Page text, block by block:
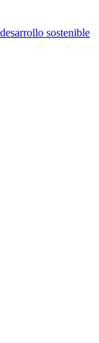
sostenible